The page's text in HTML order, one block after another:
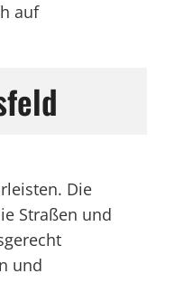
auf
Die
Straßen und
und